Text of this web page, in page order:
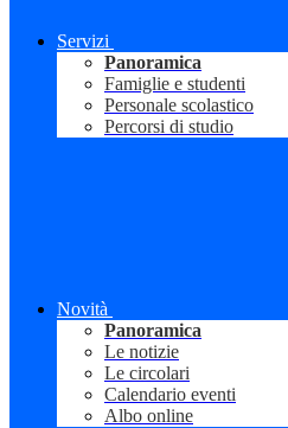
Servizi
Panoramica
Famiglie e studenti
Personale scolastico
Percorsi di studio
Novità
Panoramica
Le notizie
Le circolari
Calendario eventi
Albo online